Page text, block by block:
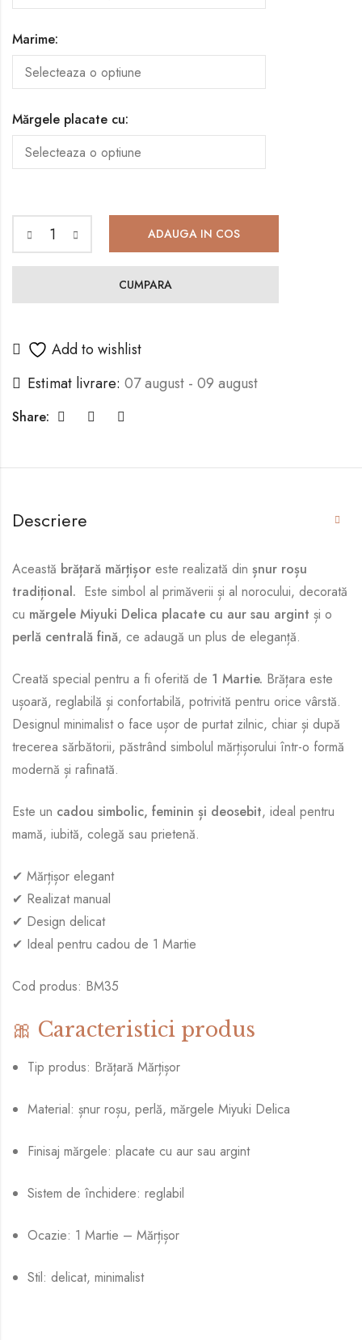
Marime:
Mărgele placate cu:
ADAUGA IN COS
CUMPARA
Add to wishlist
Estimat livrare: 07 august - 09 august
Share:
Descriere
Această brățară mărțișor este realizată din șnur roșu
tradițional. Este simbol al primăverii și al norocului, decorată
cu mărgele Miyuki Delica placate cu aur sau argint și o
perlă centrală fină, ce adaugă un plus de eleganță.
Creată special pentru a fi oferită de 1 Martie. Brățara este
ușoară, reglabilă și confortabilă, potrivită pentru orice vârstă.
Designul minimalist o face ușor de purtat zilnic, chiar și după
trecerea sărbătorii, păstrând simbolul mărțișorului într-o formă
modernă și rafinată.
Este un cadou simbolic, feminin și deosebit, ideal pentru
mamă, iubită, colegă sau prietenă.
✔ Mărțișor elegant
✔ Realizat manual
✔ Design delicat
✔ Ideal pentru cadou de 1 Martie
Cod produs: BM35
🎀 Caracteristici produs
Tip produs: Brățară Mărțișor
Material: șnur roșu, perlă, mărgele Miyuki Delica
Finisaj mărgele: placate cu aur sau argint
Sistem de închidere: reglabil
Ocazie: 1 Martie – Mărțișor
Stil: delicat, minimalist